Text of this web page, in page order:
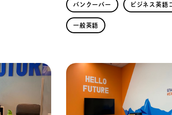
バンクーバー ビジネス英語
一般英語